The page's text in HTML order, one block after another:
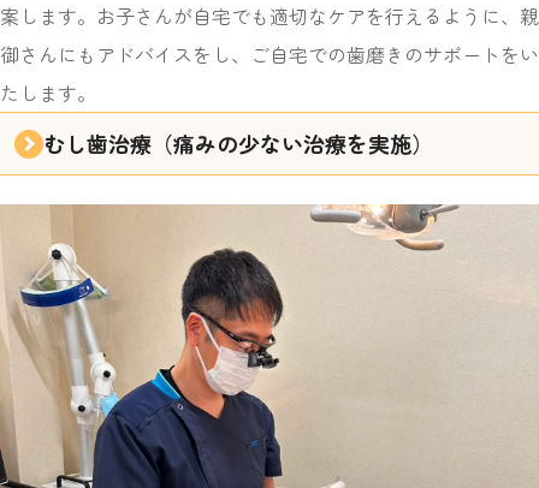
案します。お子さんが自宅でも適切なケアを行えるように、親
御さんにもアドバイスをし、ご自宅での歯磨きのサポートをい
たします。
むし歯治療 （痛みの少ない治療を実施）